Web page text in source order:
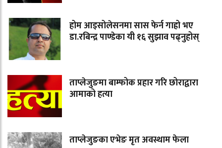
होम आइसोलेसनमा सास फेर्न गाह्रो भए
डा.रबिन्द्र पाण्डेका यी १६ सुझाव पढ्नुहोस्
ताप्लेजुङमा बाम्फोक प्रहार गरि छोराद्वारा
आमाको हत्या
ताप्लेजुङका एभेङ मृत अवस्थाम फेला